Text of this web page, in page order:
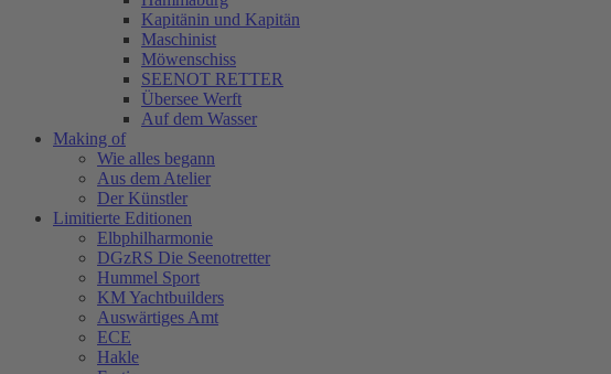
Kapitänin und Kapitän
Maschinist
Möwenschiss
SEENOT RETTER
Übersee Werft
Auf dem Wasser
Making of
Wie alles begann
Aus dem Atelier
Der Künstler
Limitierte Editionen
Elbphilharmonie
DGzRS Die Seenotretter
Hummel Sport
KM Yachtbuilders
Auswärtiges Amt
ECE
Hakle